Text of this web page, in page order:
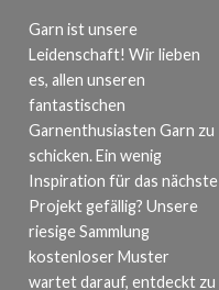
Garn ist unsere
Leidenschaft! Wir lieben
es, allen unseren
fantastischen
Garnenthusiasten Garn zu
schicken. Ein wenig
Inspiration für das nächste
Projekt gefällig? Unsere
riesige Sammlung
kostenloser Muster
wartet darauf, entdeckt zu